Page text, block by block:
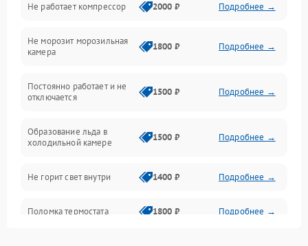
Электропитание
Дренаж
Не работает компрессор 2000 ₽ Подробнее →
Не морозит морозильная
камера
1800 ₽ Подробнее →
Постоянно работает и не
отключается
1500 ₽ Подробнее →
Образование льда в
холодильной камере
1500 ₽ Подробнее →
Не горит свет внутри 1400 ₽ Подробнее →
Поломка термостата 1800 ₽ Подробнее →